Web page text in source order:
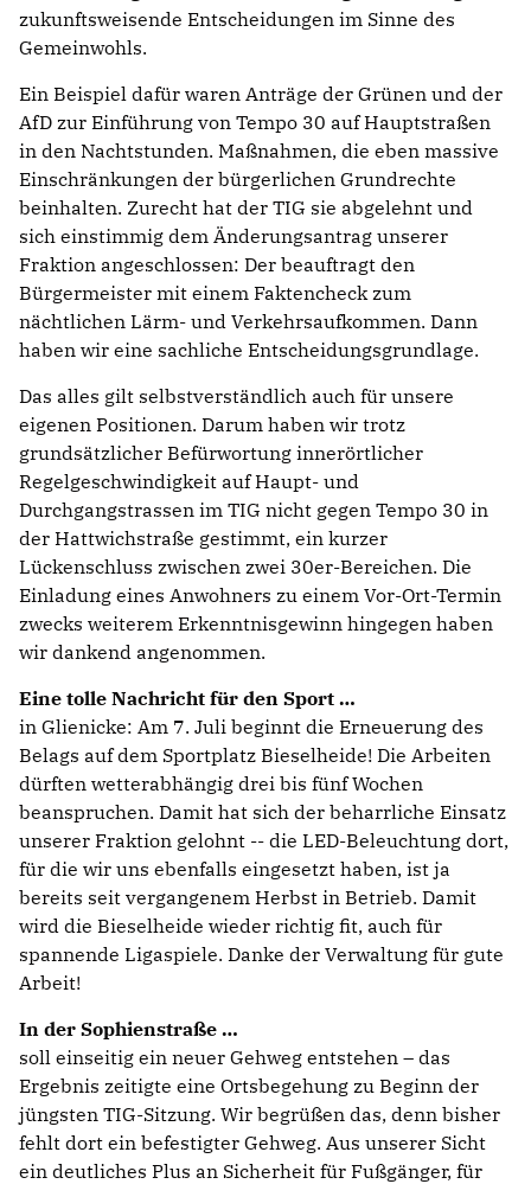
zukunftsweisende Entscheidungen im Sinne des
Gemeinwohls.
Ein Beispiel dafür waren Anträge der Grünen und der
AfD zur Einführung von Tempo 30 auf Hauptstraßen
in den Nachtstunden. Maßnahmen, die eben massive
Einschränkungen der bürgerlichen Grundrechte
beinhalten. Zurecht hat der TIG sie abgelehnt und
sich einstimmig dem Änderungsantrag unserer
Fraktion angeschlossen: Der beauftragt den
Bürgermeister mit einem Faktencheck zum
nächtlichen Lärm- und Verkehrsaufkommen. Dann
haben wir eine sachliche Entscheidungsgrundlage.
Das alles gilt selbstverständlich auch für unsere
eigenen Positionen. Darum haben wir trotz
grundsätzlicher Befürwortung innerörtlicher
Regelgeschwindigkeit auf Haupt- und
Durchgangstrassen im TIG nicht gegen Tempo 30 in
der Hattwichstraße gestimmt, ein kurzer
Lückenschluss zwischen zwei 30er-Bereichen. Die
Einladung eines Anwohners zu einem Vor-Ort-Termin
zwecks weiterem Erkenntnisgewinn hingegen haben
wir dankend angenommen.
Eine tolle Nachricht für den Sport
in Glienicke: Am 7. Juli beginnt die Erneuerung des
Belags auf dem Sportplatz Bieselheide! Die Arbeiten
dürften wetterabhängig drei bis fünf Wochen
beanspruchen. Damit hat sich der beharrliche Einsatz
unserer Fraktion gelohnt -- die LED-Beleuchtung dort,
für die wir uns ebenfalls eingesetzt haben, ist ja
bereits seit vergangenem Herbst in Betrieb. Damit
wird die Bieselheide wieder richtig fit, auch für
spannende Ligaspiele. Danke der Verwaltung für gute
Arbeit!
In der Sophienstraße
soll einseitig ein neuer Gehweg entstehen – das
Ergebnis zeitigte eine Ortsbegehung zu Beginn der
jüngsten TIG-Sitzung. Wir begrüßen das, denn bisher
fehlt dort ein befestigter Gehweg. Aus unserer Sicht
ein deutliches Plus an Sicherheit für Fußgänger, für